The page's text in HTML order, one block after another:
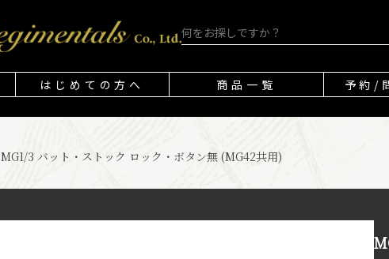
はじめての方へ 商品一覧 予約/
MG1/3 バット・ストック ロック・ボタン無 (MG42共用)